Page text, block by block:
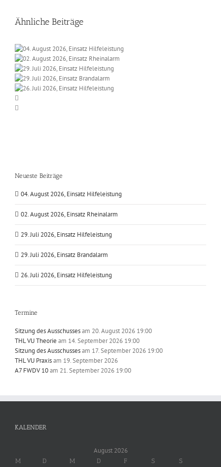
Ähnliche Beiträge
Neueste Beiträge
04. August 2026, Einsatz Hilfeleistung
02. August 2026, Einsatz Rheinalarm
29. Juli 2026, Einsatz Hilfeleistung
29. Juli 2026, Einsatz Brandalarm
26. Juli 2026, Einsatz Hilfeleistung
Termine
Sitzung des Ausschussesam 20. August 2026 19:00
THL VU Theorie am 14. September 2026 19:00
Sitzung des Ausschussesam 17. September 2026 19:00
THL VU Praxisam 19. September 2026
A7 FWDV 10am 21. September 2026 19:00
KALENDER
August 2026
M D M D F S S